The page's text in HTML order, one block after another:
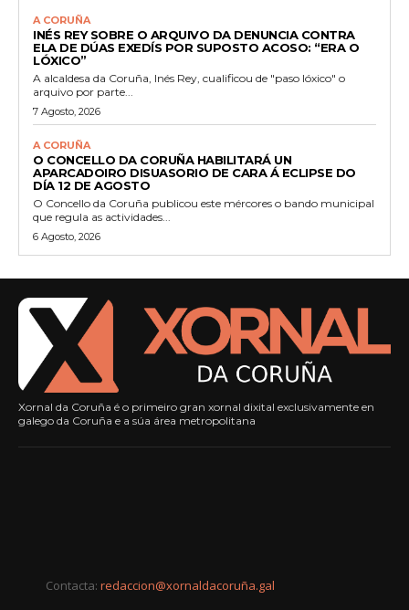
A CORUÑA
INÉS REY SOBRE O ARQUIVO DA DENUNCIA CONTRA
ELA DE DÚAS EXEDÍS POR SUPOSTO ACOSO: “ERA O
LÓXICO”
A alcaldesa da Coruña, Inés Rey, cualificou de "paso lóxico" o
arquivo por parte...
7 Agosto, 2026
A CORUÑA
O CONCELLO DA CORUÑA HABILITARÁ UN
APARCADOIRO DISUASORIO DE CARA Á ECLIPSE DO
DÍA 12 DE AGOSTO
O Concello da Coruña publicou este mércores o bando municipal
que regula as actividades...
6 Agosto, 2026
Xornal da Coruña é o primeiro gran xornal dixital exclusivamente en
galego da Coruña e a súa área metropolitana
Contacta: redaccion@xornaldacoruña.gal